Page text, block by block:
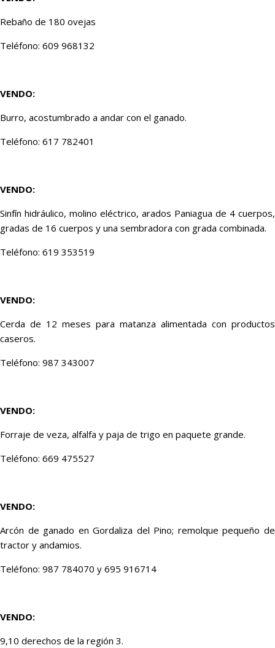
Rebaño de 180 ovejas
Teléfono: 609 968132
VENDO:
Burro, acostumbrado a andar con el ganado.
Teléfono: 617 782401
VENDO:
Sinfín hidráulico, molino eléctrico, arados Paniagua de 4 cuerpos,
gradas de 16 cuerpos y una sembradora con grada combinada.
Teléfono: 619 353519
VENDO:
Cerda de 12 meses para matanza alimentada con productos
caseros.
Teléfono: 987 343007
VENDO:
Forraje de veza, alfalfa y paja de trigo en paquete grande.
Teléfono: 669 475527
VENDO:
Arcón de ganado en Gordaliza del Pino; remolque pequeño de
tractor y andamios.
Teléfono: 987 784070 y 695 916714
VENDO:
9,10 derechos de la región 3.